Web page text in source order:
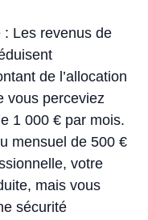
: Les revenus de
de l’allocation
vous perceviez
1 000 € par mois.
mensuel de 500 €
votre
mais vous
sécurité